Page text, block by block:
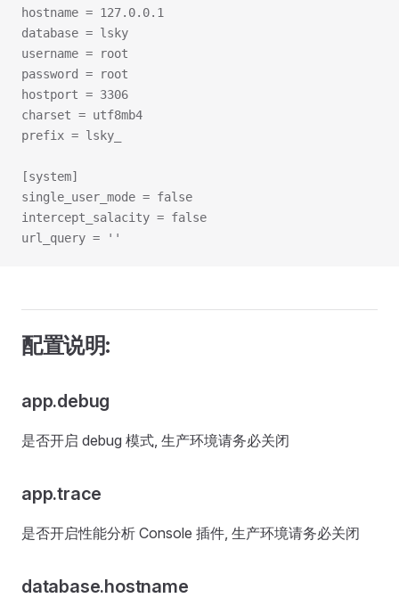
hostname = 127.0.0.1
database = lsky
username = root
password = root
hostport = 3306
charset = utf8mb4
prefix = lsky_
[system]
single_user_mode = false
intercept_salacity = false
url_query = ''
配置说明:
app.debug
是否开启 debug 模式, 生产环境请务必关闭
app.trace
是否开启性能分析 Console 插件, 生产环境请务必关闭
database.hostname